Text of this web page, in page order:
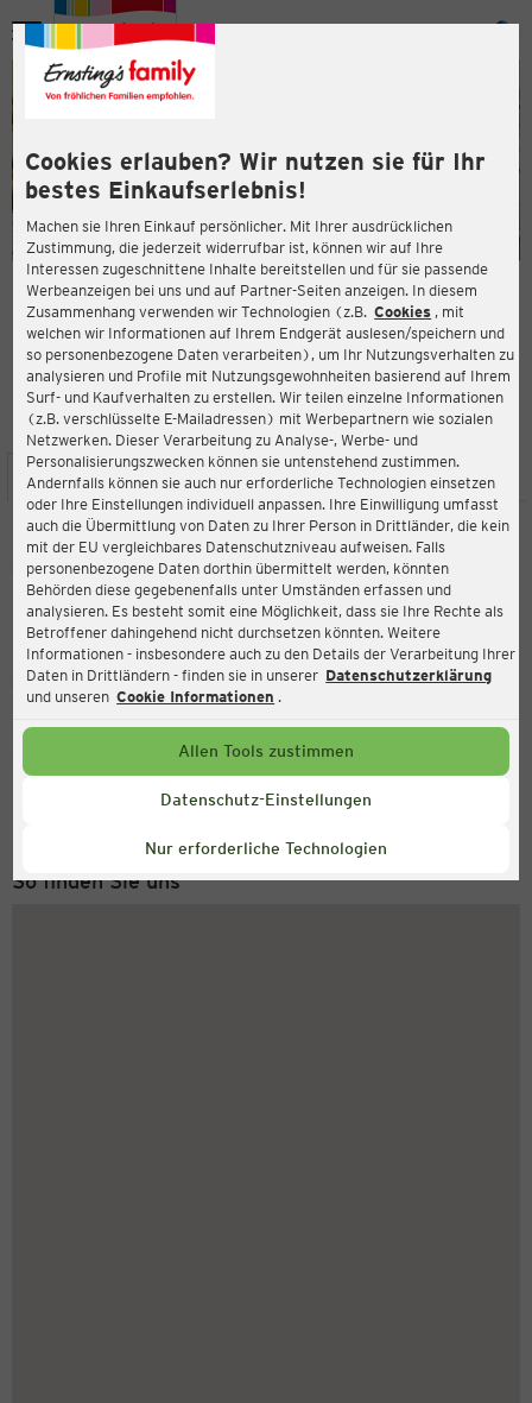
Cookies erlauben? Wir nutzen sie für Ihr
bestes Einkaufserlebnis!
Machen sie Ihren Einkauf persönlicher. Mit Ihrer ausdrücklichen
Zustimmung, die jederzeit widerrufbar ist, können wir auf Ihre
Interessen zugeschnittene Inhalte bereitstellen und für sie passende
Werbeanzeigen bei uns und auf Partner-Seiten anzeigen. In diesem
Zusammenhang verwenden wir Technologien (z.B. Cookies , mit
welchen wir Informationen auf Ihrem Endgerät auslesen/speichern und
so personenbezogene Daten verarbeiten), um Ihr Nutzungsverhalten zu
analysieren und Profile mit Nutzungsgewohnheiten basierend auf Ihrem
Surf- und Kaufverhalten zu erstellen. Wir teilen einzelne Informationen
(z.B. verschlüsselte E-Mailadressen) mit Werbepartnern wie sozialen
Netzwerken. Dieser Verarbeitung zu Analyse-, Werbe- und
Personalisierungszwecken können sie untenstehend zustimmen.
Andernfalls können sie auch nur erforderliche Technologien einsetzen
oder Ihre Einstellungen individuell anpassen. Ihre Einwilligung umfasst
auch die Übermittlung von Daten zu Ihrer Person in Drittländer, die kein
mit der EU vergleichbares Datenschutzniveau aufweisen. Falls
personenbezogene Daten dorthin übermittelt werden, könnten
Behörden diese gegebenenfalls unter Umständen erfassen und
analysieren. Es besteht somit eine Möglichkeit, dass sie Ihre Rechte als
Betroffener dahingehend nicht durchsetzen könnten. Weitere
Informationen - insbesondere auch zu den Details der Verarbeitung Ihrer
Daten in Drittländern - finden sie in unserer Datenschutzerklärung
und unseren Cookie Informationen .
Allen Tools zustimmen
Datenschutz-Einstellungen
Nur erforderliche Technologien
Menü
ERNSTING'S FAMILY FILIALE
Marktallee 41
48165 Münster
4,1
Bewertung:
STANDORT SERVICES SORTIMENT AKTIONEN
Ernsting's family
Marktallee 41, 48165 Münster
Aktuell:
Geschlossen
Service Hotline
+49 (0) 2546 / 98 999 98
So finden Sie uns